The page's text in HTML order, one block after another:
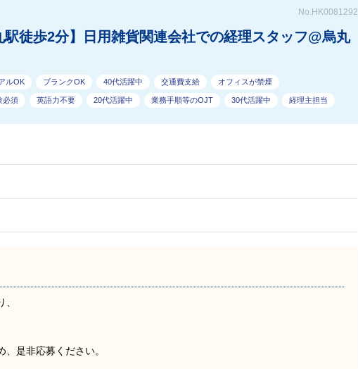
No.HK0081292
徒歩2分】日用雑貨関連会社での経理スタッフ@烏丸
ルOK ブランクOK 40代活躍中 交通費支給 オフィスが禁煙
必須 英語力不要 20代活躍中 業務手順等のOJT 30代活躍中 経理主担当
是非応募ください。